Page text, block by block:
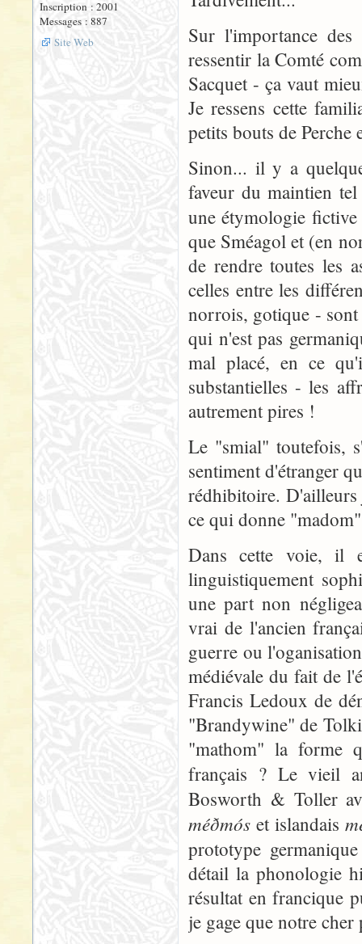
Inscription : 2001
Messages : 887
Site Web
Sur l'importance
ressentir la Comté
Sacquet - ça vaut
Je ressens cette
petits bouts de Perche
Sinon... il y a
faveur du maintien
une étymologie
que Sméagol et (en
de rendre toutes les
celles entre les
norrois, gotique - sont
qui n'est pas
mal placé, en ce
substantielles - les
autrement pires !
Le "smial" toutefois,
sentiment d'étranger
rédhibitoire.
ce qui donne
Dans cette voie, il
linguistiquement
une part non
vrai de l'ancien
guerre ou
médiévale du fait de
Francis Ledoux de
"Brandywine" de
"mathom" la forme
français ? Le vieil
Bosworth & Toller
méðmós et islandais
prototype
détail la phonologie
résultat en francique
je gage que notre